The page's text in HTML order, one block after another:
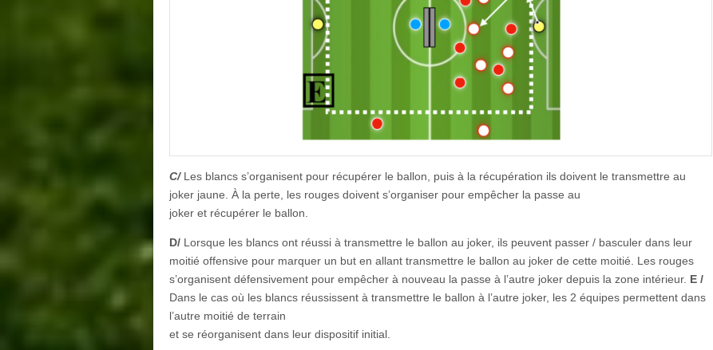
C/Les blancs s’organisent pour récupérer le ballon, puis à la récupération ils doivent le transmettre au
joker jaune. À la perte, les rouges doivent s’organiser pour empêcher la passe au
joker et récupérer le ballon.
D/ Lorsque les blancs ont réussi à transmettre le ballon au joker, ils peuvent passer / basculer dans leur
moitié offensive pour marquer un but en allant transmettre le ballon au joker de cette moitié. Les rouges
s’organisent défensivement pour empêcher à nouveau la passe à l’autre joker depuis la zone intérieur. E /
Dans le cas où les blancs réussissent à transmettre le ballon à l’autre joker, les 2 équipes permettent dans
l’autre moitié de terrain
et se réorganisent dans leur dispositif initial.